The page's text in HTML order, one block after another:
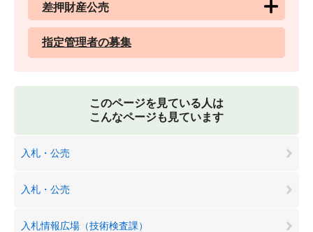
差押財産公売
指定管理者の募集
このページを見ている人は
こんなページも見ています
入札・公売
入札・公売
入札情報広場（技術検査課）